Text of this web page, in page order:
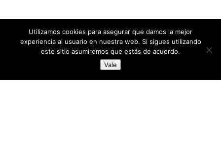
directoresdeseguridad.es
Diseñado por Centro Andaluz de Estudios y Entrenamiento
Utilizamos cookies para asegurar que damos la mejor
experiencia al usuario en nuestra web. Si sigues utilizando
este sitio asumiremos que estás de acuerdo.
Vale